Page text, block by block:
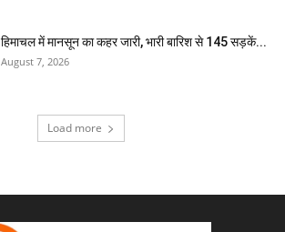
हिमाचल में मानसून का कहर जारी, भारी बारिश से 145 सड़कें...
August 7, 2026
Load more